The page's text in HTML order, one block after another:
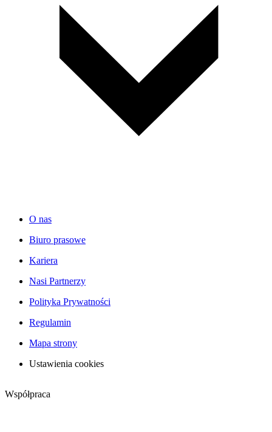
O nas
Biuro prasowe
Kariera
Nasi Partnerzy
Polityka Prywatności
Regulamin
Mapa strony
Ustawienia cookies
Współpraca